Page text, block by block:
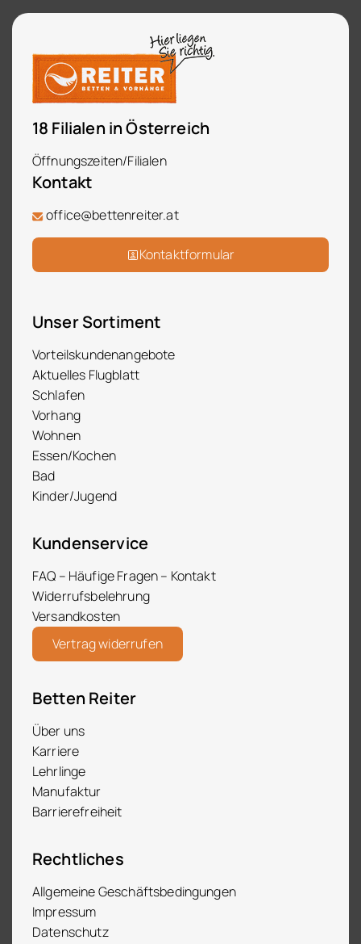
18 Filialen in Österreich
Öffnungszeiten/Filialen
Kontakt
office@bettenreiter.at
Kontaktformular
Unser Sortiment
Vorteilskundenangebote
Aktuelles Flugblatt
Schlafen
Vorhang
Wohnen
Essen/Kochen
Bad
Kinder/Jugend
Kundenservice
FAQ – Häufige Fragen – Kontakt
Widerrufsbelehrung
Versandkosten
Vertrag widerrufen
Betten Reiter
Über uns
Karriere
Lehrlinge
Manufaktur
Barrierefreiheit
Rechtliches
Allgemeine Geschäftsbedingungen
Impressum
Datenschutz